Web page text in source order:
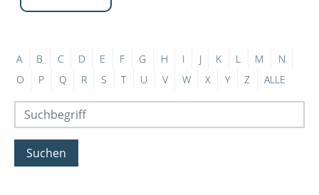
A B C D E F G H I J K L M
N
O
P Q R S T U V W X Y Z ALLE
Suchen